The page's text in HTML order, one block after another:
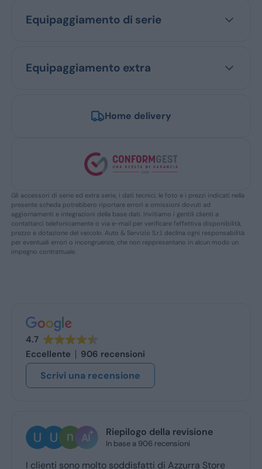
Equipaggiamento di serie
Equipaggiamento extra
Home delivery
Gli accessori di serie ed extra serie, i dati tecnici, le foto e i prezzi indicati nella
presente scheda potrebbero riportare errori e omissioni dovuti ad
aggiornamenti e integrazioni della base dati. Invitiamo i gentili clienti a
contattarci telefonicamente o via e-mail per verificare l’effettiva disponibilità,
prezzo e dotazione del veicolo. Auto & Servizio S.r.l. declina ogni responsabilità
per eventuali errori o incongruenze, che non reppresentano in alcun modo un
impegno contrattuale.
4.7
Eccellente
906 recensioni
Scrivi una recensione
Riepilogo della revisione
In base a 906 recensioni
sono molto soddisfatti di Azzurra Store